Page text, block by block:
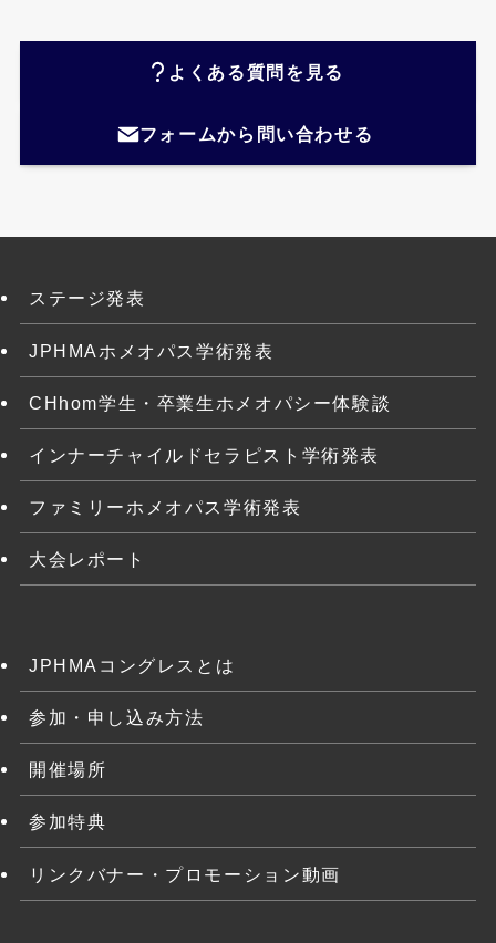
よくある質問を見る
フォームから問い合わせる
ステージ発表
JPHMAホメオパス学術発表
CHhom学生・卒業生ホメオパシー体験談
インナーチャイルドセラピスト学術発表
ファミリーホメオパス学術発表
大会レポート
JPHMAコングレスとは
参加・申し込み方法
開催場所
参加特典
リンクバナー・プロモーション動画